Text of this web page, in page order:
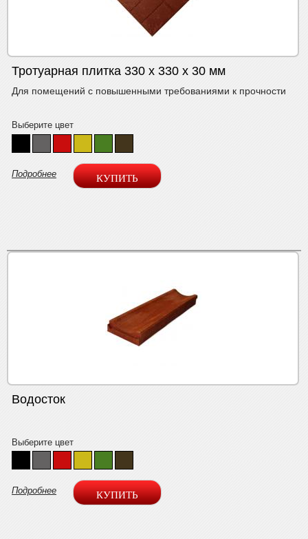
Тротуарная плитка 330 х 330 х 30 мм
Для помещений с повышенными требованиями к прочности
Выберите цвет
Подробнее
Водосток
Выберите цвет
Подробнее